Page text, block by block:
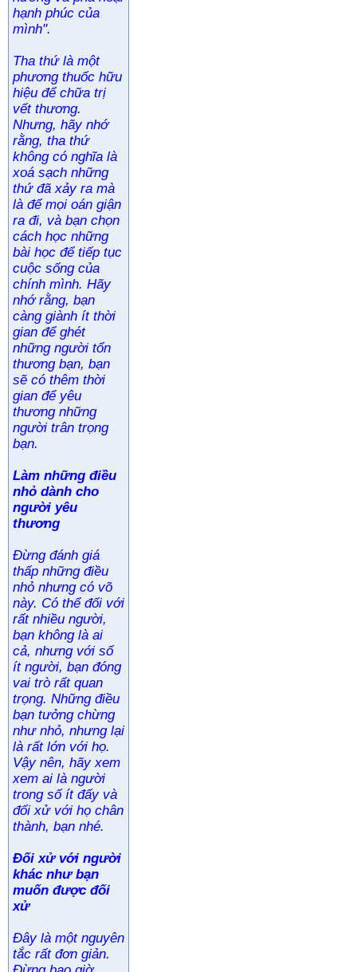
hạnh phúc của
mình".
Tha thứ là một
phương thuốc hữu
hiệu để chữa trị
vết thương.
Nhưng, hãy nhớ
rằng, tha thứ
không có nghĩa là
xoá sạch những
thứ đã xảy ra mà
là để mọi oán giận
ra đi, và bạn chọn
cách học những
bài học để tiếp tục
cuộc sống của
chính mình. Hãy
nhớ rằng, bạn
càng giành ít thời
gian để ghét
những người tổn
thương bạn, bạn
sẽ có thêm thời
gian để yêu
thương những
người trân trọng
bạn.
Làm những điều
nhỏ dành cho
người yêu
thương
Đừng đánh giá
thấp những điều
nhỏ nhưng có võ
này. Có thể đối với
rất nhiều người,
bạn không là ai
cả, nhưng với số
ít người, bạn đóng
vai trò rất quan
trọng. Những điều
bạn tưởng chừng
như nhỏ, nhưng lại
là rất lớn với họ.
Vậy nên, hãy xem
xem ai là người
trong số ít đấy và
đối xử với họ chân
thành, bạn nhé.
Đối xử với người
khác như bạn
muốn được đối
xử
Đây là một nguyên
tắc rất đơn giản.